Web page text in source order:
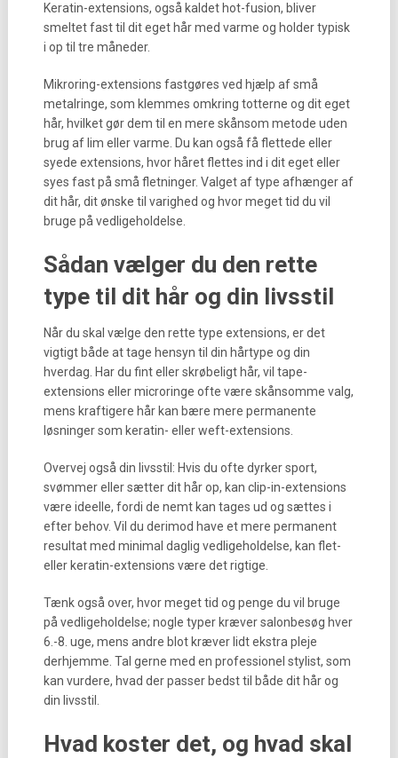
Keratin-extensions, også kaldet hot-fusion, bliver
smeltet fast til dit eget hår med varme og holder typisk
i op til tre måneder.
Mikroring-extensions fastgøres ved hjælp af små
metalringe, som klemmes omkring totterne og dit eget
hår, hvilket gør dem til en mere skånsom metode uden
brug af lim eller varme. Du kan også få flettede eller
syede extensions, hvor håret flettes ind i dit eget eller
syes fast på små fletninger. Valget af type afhænger af
dit hår, dit ønske til varighed og hvor meget tid du vil
bruge på vedligeholdelse.
Sådan vælger du den rette
type til dit hår og din livsstil
Når du skal vælge den rette type extensions, er det
vigtigt både at tage hensyn til din hårtype og din
hverdag. Har du fint eller skrøbeligt hår, vil tape-
extensions eller microringe ofte være skånsomme valg,
mens kraftigere hår kan bære mere permanente
løsninger som keratin- eller weft-extensions.
Overvej også din livsstil: Hvis du ofte dyrker sport,
svømmer eller sætter dit hår op, kan clip-in-extensions
være ideelle, fordi de nemt kan tages ud og sættes i
efter behov. Vil du derimod have et mere permanent
resultat med minimal daglig vedligeholdelse, kan flet-
eller keratin-extensions være det rigtige.
Tænk også over, hvor meget tid og penge du vil bruge
på vedligeholdelse; nogle typer kræver salonbesøg hver
6.-8. uge, mens andre blot kræver lidt ekstra pleje
derhjemme. Tal gerne med en professionel stylist, som
kan vurdere, hvad der passer bedst til både dit hår og
din livsstil.
Hvad koster det, og hvad skal